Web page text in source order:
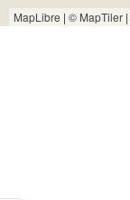
MapLibre | © MapTiler |